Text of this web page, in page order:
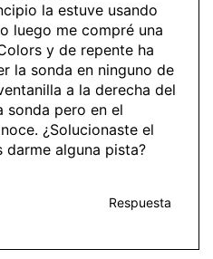
la estuve usando
luego me compré una
y de repente ha
la sonda en ninguno de
a la derecha del
sonda pero en el
¿Solucionaste el
darme alguna pista?
Respuesta